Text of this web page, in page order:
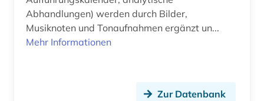
Abhandlungen) werden durch Bilder,
Musiknoten und Tonaufnahmen ergänzt un...
Mehr Informationen
Zur Datenbank